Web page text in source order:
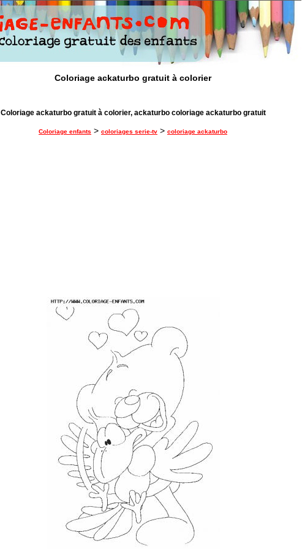
Coloriage ackaturbo gratuit à colorier
Coloriage ackaturbo gratuit à colorier, ackaturbo coloriage ackaturbo gratuit
Coloriage enfants > coloriages serie-tv > coloriage ackaturbo